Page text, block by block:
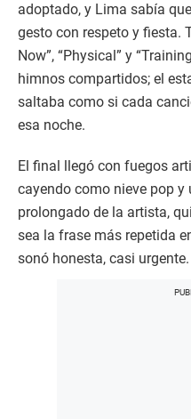
adoptado, y Lima sabía
gesto con respeto y fiesta.
Now”, “Physical” y
himnos compartidos; el
saltaba como si cada
esa noche.
El final llegó con fuegos
cayendo como nieve pop
prolongado de la artista,
sea la frase más repetida
sonó honesta, casi urgente.